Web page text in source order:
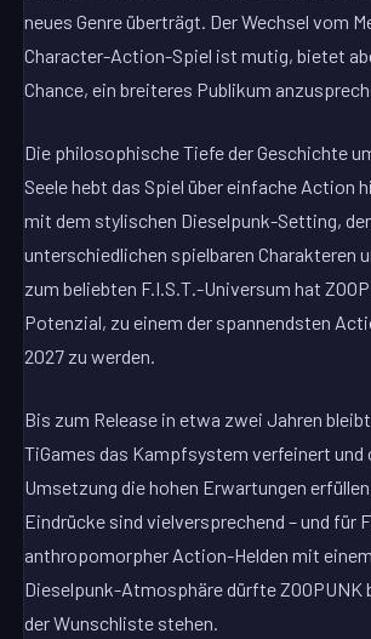
neues Genre überträgt. Der Wechsel vom
Character-Action-Spiel ist mutig, bietet
Chance, ein breiteres Publikum
Die philosophische Tiefe der Geschichte
Seele hebt das Spiel über einfache Action
mit dem stylischen Dieselpunk-Setting,
unterschiedlichen spielbaren Charakteren
zum beliebten F.I.S.T.-Universum hat
Potenzial, zu einem der spannendsten
2027 zu werden.
Bis zum Release in etwa zwei Jahren
TiGames das Kampfsystem verfeinert und
Umsetzung die hohen Erwartungen
Eindrücke sind vielversprechend – und für
anthropomorpher Action-Helden mit
Dieselpunk-Atmosphäre dürfte
der Wunschliste stehen.